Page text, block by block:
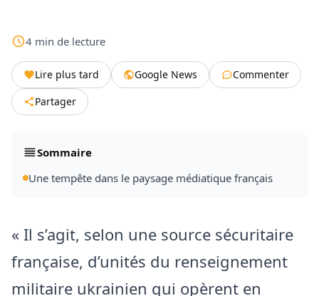
4 min de lecture
Lire plus tard Google News
Commenter
Partager
Sommaire
Une tempête dans le paysage médiatique français
« Il s’agit, selon une source sécuritaire
française, d’unités du renseignement
militaire ukrainien qui opèrent en